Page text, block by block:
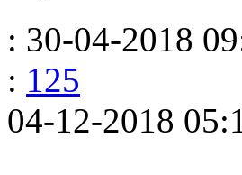
: 30-04-2018
: 125
04-12-2018